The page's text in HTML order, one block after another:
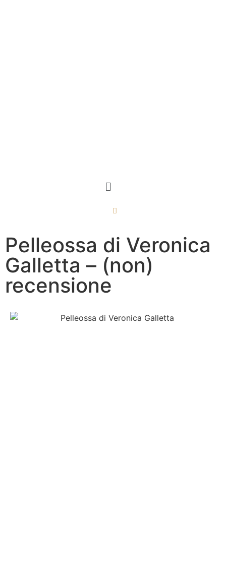
Pelleossa di Veronica
Galletta – (non)
recensione